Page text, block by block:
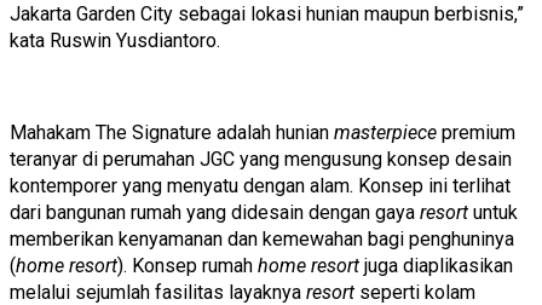
Jakarta Garden City sebagai lokasi hunian maupun berbisnis,”
kata Ruswin Yusdiantoro.
Mahakam The Signature adalah hunian masterpiece premium
teranyar di perumahan JGC yang mengusung konsep desain
kontemporer yang menyatu dengan alam. Konsep ini terlihat
dari bangunan rumah yang didesain dengan gaya resort untuk
memberikan kenyamanan dan kemewahan bagi penghuninya
(home resort). Konsep rumah home resort juga diaplikasikan
melalui sejumlah fasilitas layaknya resort seperti kolam